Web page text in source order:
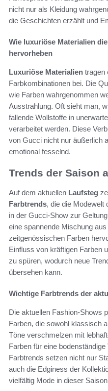
nicht nur als Kleidung
die Geschichten erzählt und
Wie luxuriöse Materialien
hervorheben
Luxuriöse Materialien tragen
Farbkombinationen bei. Die
wie Farben wahrgenommen
Ausstrahlung. Oft sieht man,
fallende Wollstoffe in
verarbeitet werden. Diese
von Gucci nicht nur äußerlich
emotional fesselnd.
Trends der Saison
Auf dem aktuellen Laufsteg
Farbtrends, die die Modewelt
in der Gucci-Show zur
eine spannende Mischung
zeitgenössischen Farben
Einfluss von kräftigen Farben
zu spüren, wodurch neue
übersehen kann.
Wichtige Farbtrends der
Die aktuellen Fashion-Shows
Farben, die sowohl klassisch
Töne verschmelzen mit
Farben für eine
Farbtrends setzen nicht nur
auch die Edginess der
vielfältig Mode in dieser